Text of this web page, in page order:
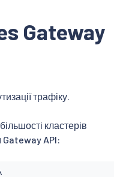
Gateway
трафіку.
кластерів
API: